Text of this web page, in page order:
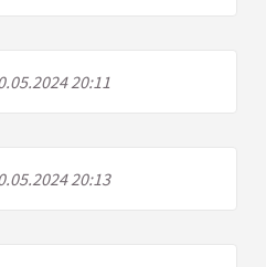
20:11
20:13